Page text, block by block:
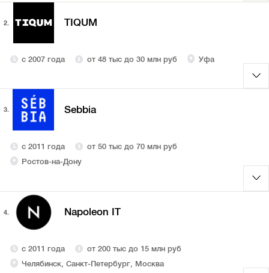
2. TIQUM
с 2007 года от 48 тыс до 30 млн руб Уфа
3. Sebbia
с 2011 года
от 50 тыс до 70 млн руб
Ростов-на-Дону
4. Napoleon IT
с 2011 года
от 200 тыс до 15 млн руб
Челябинск, Санкт-Петербург, Москва